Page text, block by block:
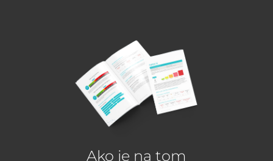
Ako je na tom